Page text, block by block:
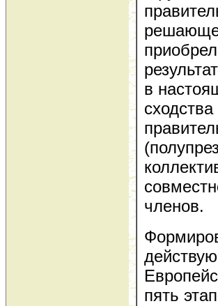
в
членов.
пять